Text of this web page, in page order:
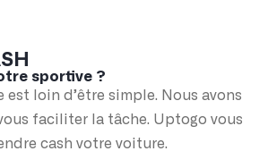
sportive ?
est loin d’être simple. Nous avons
faciliter la tâche. Uptogo vous
cash votre voiture.